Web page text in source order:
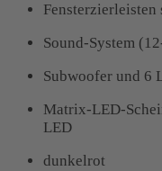
Fensterzierleisten
Sound-System
Subwoofer und 6
Matrix-LED-
LED
dunkelrot